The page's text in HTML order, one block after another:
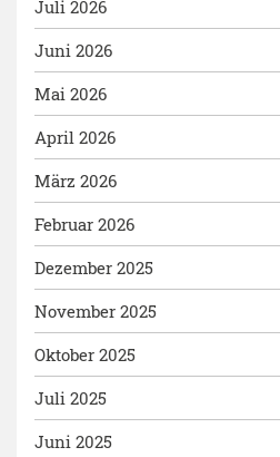
Juli 2026
Juni 2026
Mai 2026
April 2026
März 2026
Februar 2026
Dezember 2025
November 2025
Oktober 2025
Juli 2025
Juni 2025